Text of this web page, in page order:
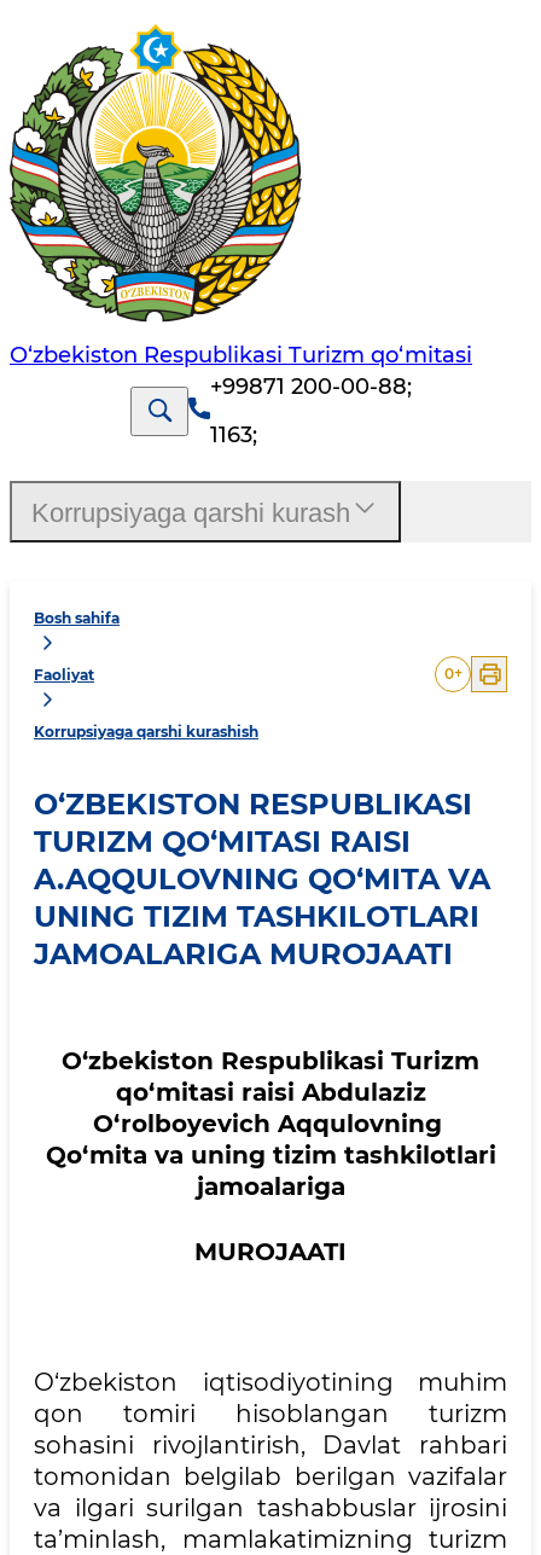
O‘zbekiston Respublikasi Turizm qo‘mitasi
+99871 200-00-88;
1163;
Bosh sahifa
Faoliyat
Korrupsiyaga qarshi kurashish
0+
O‘ZBEKISTON RESPUBLIKASI
TURIZM QO‘MITASI RAISI
A.AQQULOVNING QO‘MITA VA
UNING TIZIM TASHKILOTLARI
JAMOALARIGA MUROJAATI
O‘zbekiston Respublikasi Turizm
qo‘mitasi raisi Abdulaziz
O‘rolboyevich Aqqulovning
Qo‘mita va uning tizim tashkilotlari
jamoalariga
MUROJAATI
O‘zbekiston iqtisodiyotining muhim
qon tomiri hisoblangan turizm
sohasini rivojlantirish, Davlat rahbari
tomonidan belgilab berilgan vazifalar
va ilgari surilgan tashabbuslar ijrosini
ta’minlash, mamlakatimizning turizm
Korrupsiyaga qarshi kurash